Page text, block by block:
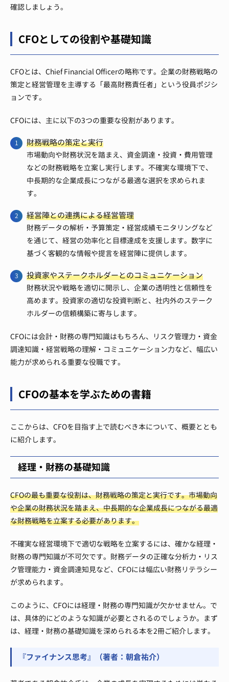
確認しましょう。
CFOとしての役割や基礎知識
CFOとは、Chief Financial Officerの略称です。企業の財務戦略の
策定と経営管理を主導する「最高財務責任者」という役員ポジシ
ョンです。
CFOには、主に以下の3つの重要な役割があります。
財務戦略の策定と実行
市場動向や財務状況を踏まえ、資金調達・投資・費用管理
などの財務戦略を立案し実行します。不確実な環境下で、
中長期的な企業成長につながる最適な選択を求められま
す。
経営陣との連携による経営管理
財務データの解析・予算策定・経営成績モニタリングなど
を通じて、経営の効率化と目標達成を支援します。数字に
基づく客観的な情報や提言を経営陣に提供します。
投資家やステークホルダーとのコミュニケーション
財務状況や戦略を適切に開示し、企業の透明性と信頼性を
高めます。投資家の適切な投資判断と、社内外のステーク
ホルダーの信頼構築に寄与します。
CFOには会計・財務の専門知識はもちろん、リスク管理力・資金
調達知識・経営戦略の理解・コミュニケーション力など、幅広い
能力が求められる重要な役職です。
CFOの基本を学ぶための書籍
ここからは、CFOを目指す上で読むべき本について、概要ととも
に紹介します。
経理・財務の基礎知識
CFOの最も重要な役割は、財務戦略の策定と実行です。市場動向
や企業の財務状況を踏まえ、中長期的な企業成長につながる最適
な財務戦略を立案する必要があります。
不確実な経営環境下で適切な戦略を立案するには、確かな経理・
財務の専門知識が不可欠です。財務データの正確な分析力・リス
ク管理能力・資金調達知見など、CFOには幅広い財務リテラシー
が求められます。
このように、CFOには経理・財務の専門知識が欠かせません。で
は、具体的にどのような知識が必要とされるのでしょうか。まず
は、経理・財務の基礎知識を深められる本を2冊ご紹介します。
『ファイナンス思考』（著者：朝倉祐介）